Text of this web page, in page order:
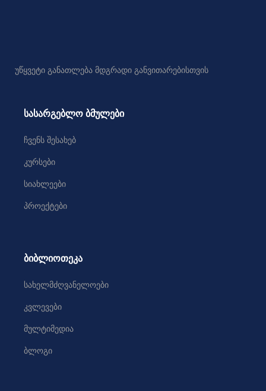
უწყვეტი განათლება მდგრადი განვითარებისთვის
სასარგებლო ბმულები
ჩვენს შესახებ
კურსები
სიახლეები
პროექტები
ბიბლიოთეკა
სახელმძღვანელოები
კვლევები
მულტიმედია
ბლოგი